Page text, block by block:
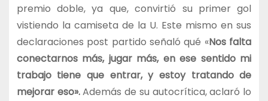
premio doble, ya que, convirtió su primer gol
vistiendo la camiseta de la U. Este mismo en sus
declaraciones post partido señaló qué «Nos falta
conectarnos más, jugar más, en ese sentido mi
trabajo tiene que entrar, y estoy tratando de
mejorar eso».Además de su autocrítica, aclaró lo